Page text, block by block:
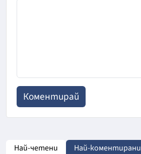
Най-четени Най-коментирани